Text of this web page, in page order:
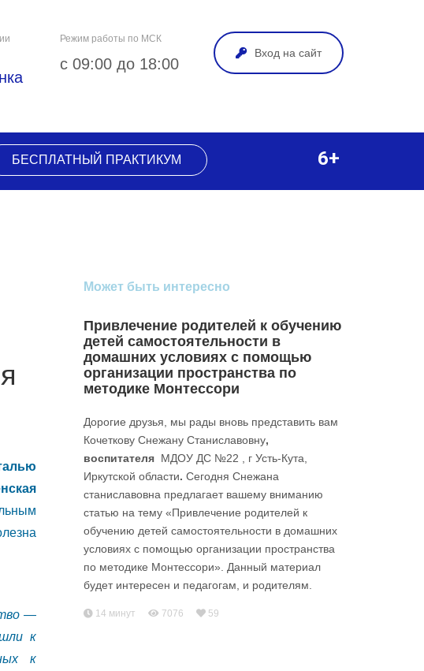
Режим работы по МСК
с 09:00 до 18:00
Вход на сайт
БЕСПЛАТНЫЙ ПРАКТИКУМ 6+
—
к
к
Может быть интересно
Привлечение родителей к обучению
детей самостоятельности в
домашних условиях с помощью
организации пространства по
методике Монтессори
Дорогие друзья, мы рады вновь представить вам
Кочеткову Снежану Станиславовну,
воспитателя МДОУ ДС №22 , г Усть-Кута,
Иркутской области. Сегодня Снежана
станиславовна предлагает вашему вниманию
статью на тему «Привлечение родителей к
обучению детей самостоятельности в домашних
условиях с помощью организации пространства
по методике Монтессори». Данный материал
будет интересен и педагогам, и родителям.
14 минут 7076 59